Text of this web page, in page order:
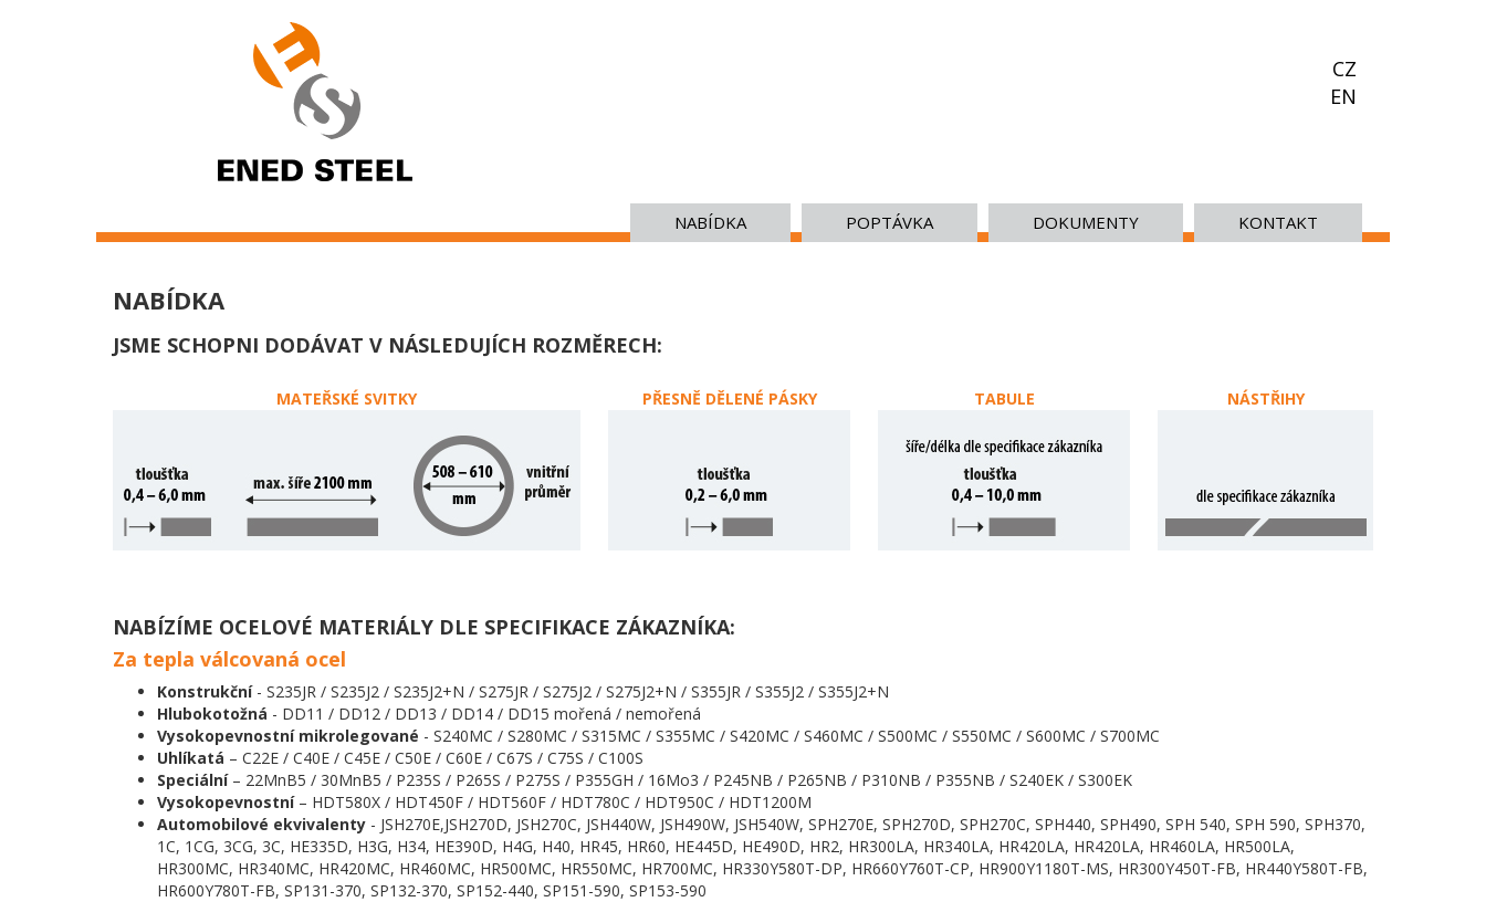
Steel
s.r.o.
CZ
EN
NABÍDKA POPTÁVKA DOKUMENTY KONTAKT
NABÍDKA
JSME SCHOPNI DODÁVAT V NÁSLEDUJÍCH ROZMĚRECH:
MATEŘSKÉ SVITKY PŘESNĚ DĚLENÉ PÁSKY TABULE NÁSTŘIHY
NABÍZÍME OCELOVÉ MATERIÁLY DLE SPECIFIKACE ZÁKAZNÍKA:
Za tepla válcovaná ocel
Konstrukční- S235JR / S235J2 / S235J2+N / S275JR / S275J2 / S275J2+N / S355JR / S355J2 / S355J2+N
Hlubokotožná - DD11 / DD12 / DD13 / DD14 / DD15 mořená / nemořená
Vysokopevnostní mikrolegované - S240MC / S280MC / S315MC / S355MC / S420MC / S460MC / S500MC / S550MC / S600MC / S700MC
Uhlíkatá – C22E / C40E / C45E / C50E / C60E / C67S / C75S / C100S
Speciální– 22MnB5 / 30MnB5 / P235S / P265S / P275S / P355GH / 16Mo3 / P245NB / P265NB / P310NB / P355NB / S240EK / S300EK
Vysokopevnostní– HDT580X / HDT450F / HDT560F / HDT780C / HDT950C / HDT1200M
Automobilové ekvivalenty - JSH270E,JSH270D, JSH270C, JSH440W, JSH490W, JSH540W, SPH270E, SPH270D, SPH270C, SPH440, SPH490, SPH 540, SPH 590, SPH370,
1C, 1CG, 3CG, 3C, HE335D, H3G, H34, HE390D, H4G, H40, HR45, HR60, HE445D, HE490D, HR2, HR300LA, HR340LA, HR420LA, HR420LA, HR460LA, HR500LA,
HR300MC, HR340MC, HR420MC, HR460MC, HR500MC, HR550MC, HR700MC, HR330Y580T-DP, HR660Y760T-CP, HR900Y1180T-MS, HR300Y450T-FB, HR440Y580T-FB,
HR600Y780T-FB, SP131-370, SP132-370, SP152-440, SP151-590, SP153-590